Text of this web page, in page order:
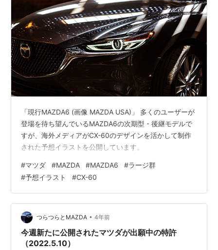
「現行MAZDA6 (画像 MAZDA USA)」 多くのユーザーが
登場を待ち望んでいるMAZDA6の次期型・後継モデルで
すが、海外メディアがCX-60のデザインを活かして制作
された予想イラストを公開しています。
#マツダ #MAZDA #MAZDA6 #ラージ群
#予想イラスト #CX-60
つらつらとMAZDA • 4年前
今週新たに公開されたマツダが出願中の特許
（2022.5.10）